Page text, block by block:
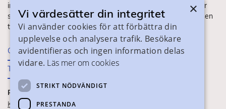
information om ditt gymnasieval. Här ser du vilka utbildningar
som finns och hur ansökan och antagning går till. Webbplatsen
tillhandahålls av Skånes Kommuner.
Om webbplatsen
Tillgänglighet
PRAKTISK INFORMATION
Kontaktuppgifter
×
Vi värdesätter din integritet
Vi använder cookies för att förbättra din
upplevelse och analysera trafik. Besökare
avidentifieras och ingen information delas
vidare. Läs mer om cookies
STRIKT NÖDVÄNDIGT
PRESTANDA